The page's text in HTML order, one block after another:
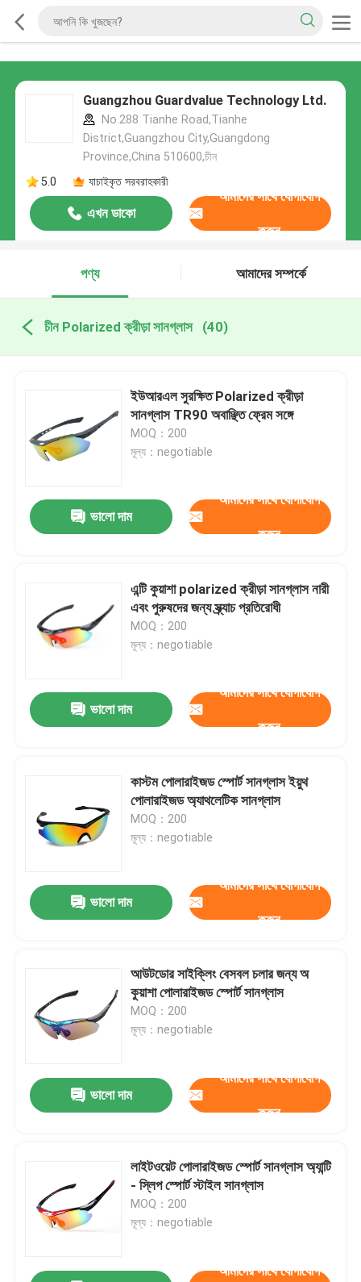
Guangzhou Guardvalue Technology Ltd.
No.288 Tianhe Road,Tianhe
District,Guangzhou City,Guangdong
Province,China 510600,চীন
5.0
যাচাইকৃত সরবরাহকারী
এখন ডাকো
আমাদের সাথে যোগাযোগ
করুন
পণ্য আমাদের সম্পর্কে
চীন Polarized ক্রীড়া সানগ্লাস (40)
ইউআরএল সুরক্ষিত Polarized ক্রীড়া
সানগ্লাস TR90 অবাঞ্ছিত ফ্রেম সঙ্গে
MOQ：200
মূল্য：negotiable
ভালো দাম
আমাদের সাথে যোগাযোগ
করুন
এন্টি কুয়াশা polarized ক্রীড়া সানগ্লাস নারী
এবং পুরুষদের জন্য স্ক্র্যাচ প্রতিরোধী
MOQ：200
মূল্য：negotiable
ভালো দাম
আমাদের সাথে যোগাযোগ
করুন
কাস্টম পোলারাইজড স্পোর্ট সানগ্লাস ইয়ুথ
পোলারাইজড অ্যাথলেটিক সানগ্লাস
MOQ：200
মূল্য：negotiable
ভালো দাম
আমাদের সাথে যোগাযোগ
করুন
আউটডোর সাইক্লিং বেসবল চলার জন্য অ
কুয়াশা পোলারাইজড স্পোর্ট সানগ্লাস
MOQ：200
মূল্য：negotiable
ভালো দাম
আমাদের সাথে যোগাযোগ
করুন
লাইটওয়েট পোলারাইজড স্পোর্ট সানগ্লাস অ্যান্টি
- স্লিপ স্পোর্ট স্টাইল সানগ্লাস
MOQ：200
মূল্য：negotiable
আমাদের সাথে যোগাযোগ